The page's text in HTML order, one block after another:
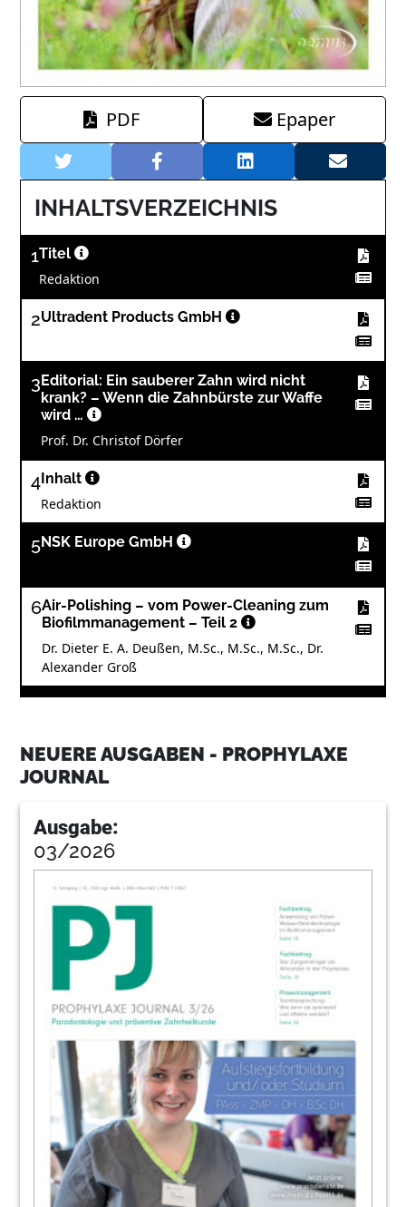
PDF Epaper
INHALTSVERZEICHNIS
1Titel
Redaktion
2Ultradent Products GmbH
3 Editorial: Ein sauberer Zahn wird nicht
krank? – Wenn die Zahnbürste zur Waffe
wird …
Prof. Dr. Christof Dörfer
4 Inhalt
Redaktion
5NSK Europe GmbH
6Air-Polishing – vom Power-Cleaning zum
Biofilmmanagement – Teil 2
Dr. Dieter E. A. Deußen, M.Sc., M.Sc., M.Sc., Dr.
Alexander Groß
Bülent Emekci
12Privatvereinbarungen in der
Dr. Dr. Alexander Raff
14Auswirkungen der Assoziation ­zwischen
Parodontitis und Diabetes in der
Patientenberatung
Prof. Dr. Peter Hahner, Prof. Dr. Georg Gaßmann
Schnellere Heilung, besserer Schutz
Marc Hankmann
Zahnaufhellung zum kleinen Preis
Rebecca Michel, Jenny Hoffmann
Erfolgreiches Praxismarketing durch
Zielgruppenauswahl
Christa Maurer
27MUNDHYGIENETAG – Mundhygiene im
Trend
NEUERE AUSGABEN - PROPHYLAXE
JOURNAL
Ausgabe:
03/2026